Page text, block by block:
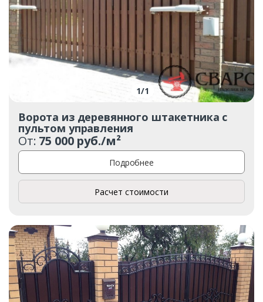
1/1
Ворота из деревянного штакетника с
пультом управления
От: 75 000 руб./м²
Подробнее
Расчет стоимости